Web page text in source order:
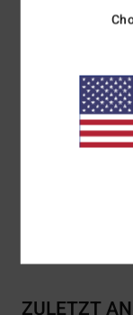
Seitliche
Metalllogo